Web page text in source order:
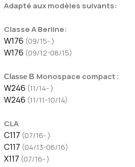
Adapté aux modèles suivants:
Classe A Berline:
W176 (09/15- )
W176 (09/12-08/15)
Classe B Monospace compact :
W246 (11/14- )
W246 (11/11-10/14)
CLA
C117 (07/16- )
C117 (04/13-06/16)
X117 (07/16- )